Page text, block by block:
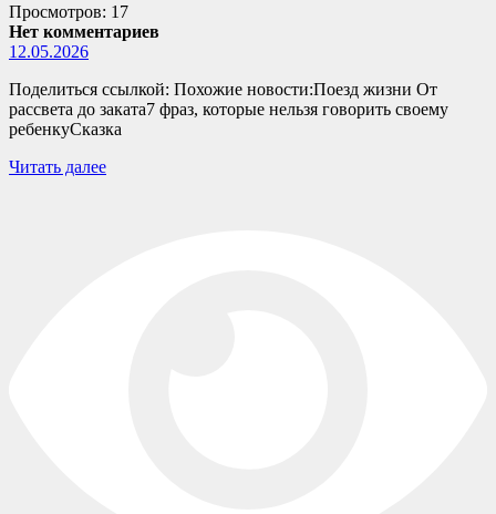
Просмотров: 17
Нет комментариев
12.05.2026
Поделиться ссылкой: Похожие новости:Поезд жизни От
рассвета до заката7 фраз, которые нельзя говорить своему
ребенкуСказка
Читать далее